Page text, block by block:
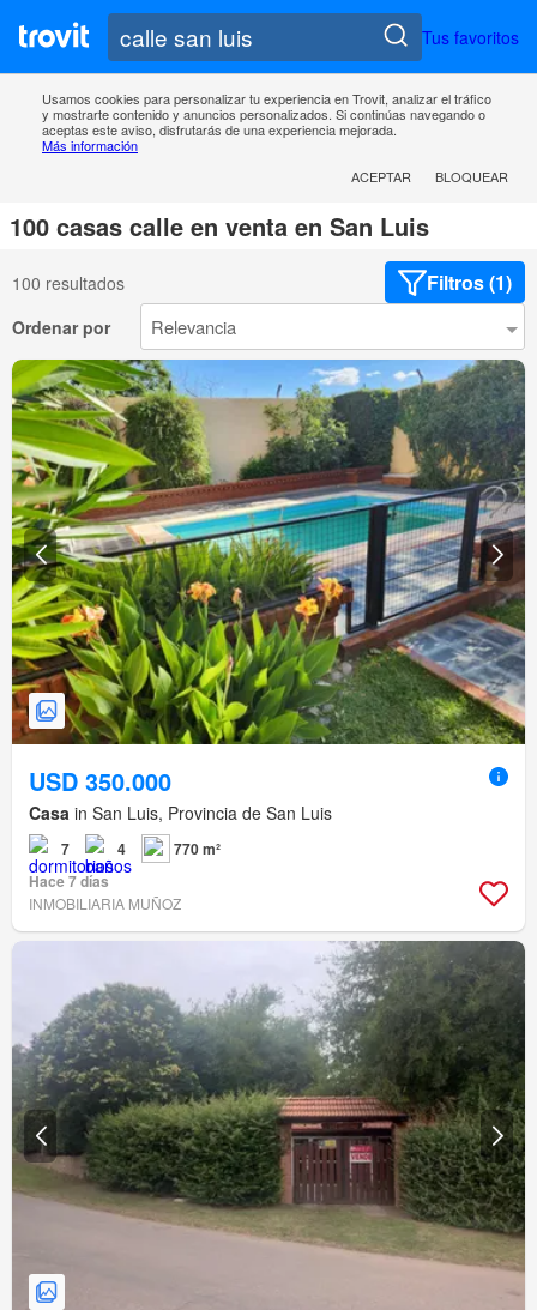
Tus favoritos
Usamos cookies para personalizar tu experiencia en Trovit, analizar el tráfico
y mostrarte contenido y anuncios personalizados. Si continúas navegando o
aceptas este aviso, disfrutarás de una experiencia mejorada.
Más información
ACEPTAR
BLOQUEAR
100 casas calle en venta en San Luis
100 resultados Filtros (1)
Ordenar por
USD 350.000
Casa in San Luis, Provincia de San Luis
7 4
770 m²
Hace 7 días
INMOBILIARIA MUÑOZ